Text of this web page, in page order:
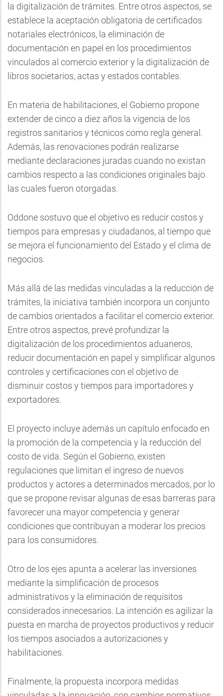
la digitalización de trámites. Entre otros aspectos, se
establece la aceptación obligatoria de certificados
notariales electrónicos, la eliminación de
documentación en papel en los procedimientos
vinculados al comercio exterior y la digitalización de
libros societarios, actas y estados contables.
En materia de habilitaciones, el Gobierno propone
extender de cinco a diez años la vigencia de los
registros sanitarios y técnicos como regla general.
Además, las renovaciones podrán realizarse
mediante declaraciones juradas cuando no existan
cambios respecto a las condiciones originales bajo
las cuales fueron otorgadas.
Oddone sostuvo que el objetivo es reducir costos y
tiempos para empresas y ciudadanos, al tiempo que
se mejora el funcionamiento del Estado y el clima de
negocios.
Más allá de las medidas vinculadas a la reducción de
trámites, la iniciativa también incorpora un conjunto
de cambios orientados a facilitar el comercio exterior.
Entre otros aspectos, prevé profundizar la
digitalización de los procedimientos aduaneros,
reducir documentación en papel y simplificar algunos
controles y certificaciones con el objetivo de
disminuir costos y tiempos para importadores y
exportadores.
El proyecto incluye además un capítulo enfocado en
la promoción de la competencia y la reducción del
costo de vida. Según el Gobierno, existen
regulaciones que limitan el ingreso de nuevos
productos y actores a determinados mercados, por lo
que se propone revisar algunas de esas barreras para
favorecer una mayor competencia y generar
condiciones que contribuyan a moderar los precios
para los consumidores.
Otro de los ejes apunta a acelerar las inversiones
mediante la simplificación de procesos
administrativos y la eliminación de requisitos
considerados innecesarios. La intención es agilizar la
puesta en marcha de proyectos productivos y reducir
los tiempos asociados a autorizaciones y
habilitaciones.
Finalmente, la propuesta incorpora medidas